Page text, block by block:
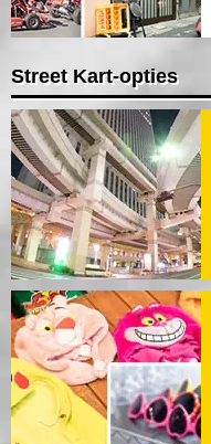
Street Kart-opties